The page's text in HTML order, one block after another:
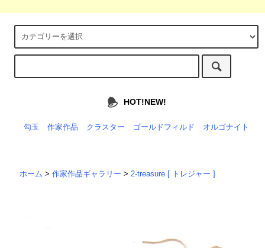
HOT!NEW!
勾玉 作家作品 クラスター ゴールドフィルド オルゴナイト
ホーム >作家作品ギャラリー >2-treasure [ トレジャー ]